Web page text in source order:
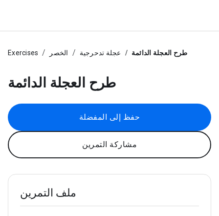
Exercises الخصر عجلة تدحرجية طرح العجلة الدائمة
طرح العجلة الدائمة
حفظ إلى المفضلة
مشاركة التمرين
ملف التمرين